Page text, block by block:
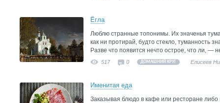
Ёгла
Люблю странные топонимы. Их значенья
как ни протирай, будто стекло, туманность
Разве что появится нечто острое, что ли, —
517 0 ДОМАШНИЙ КРУГ Елисеев
Именитая еда
Заказывая блюдо в кафе или ресторане либо